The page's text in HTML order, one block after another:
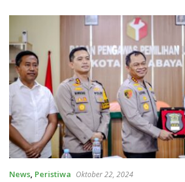
News, Peristiwa Oktober 22, 2024